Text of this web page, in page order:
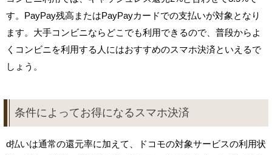
す。PayPay残高またはPayPayカードでの支払いが対象となり
ます。大手コンビニならどこでも利用できるので、普段からよ
くコンビニを利用する人にはおすすめのスマホ決済といえるで
しょう。
条件によってお得になるスマホ決済
d払いは通常の還元率に加えて、ドコモの対象サービスの利用状